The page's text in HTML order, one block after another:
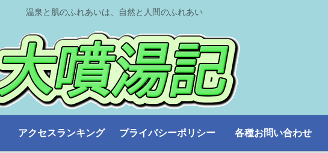
温泉と肌のふれあいは、自然と人間のふれあい
アクセスランキング プライバシーポリシー 各種お問い合わせ